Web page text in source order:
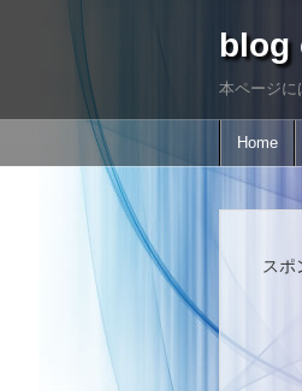
blog
本ページに
Home
スポ